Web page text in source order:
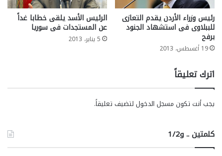
رئيس وزراء الأردن يقدم التعازى
للببلاوى فى استشهاد الجنود
برفح
19 أغسطس، 2013
الرئيس الأسد يلقى خطابا غداً
عن المستجدات فى سوريا
5 يناير، 2013
اترك تعليقاً
يجب أنت تكون مسجل الدخول لتضيف تعليقاً.
كلمتين .. و1/2